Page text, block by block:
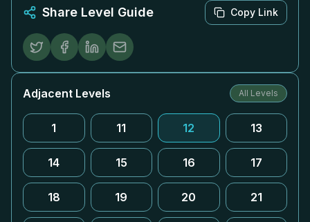
Share Level Guide Copy Link
Adjacent Levels All Levels
1 11 12 13
14 15 16 17
18 19 20 21